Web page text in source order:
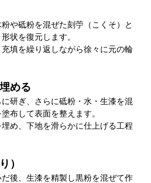
や砥粉を混ぜた刻苧（こくそ）と
状を復元します。
填を繰り返しながら徐々に元の輪
める
研ぎ、さらに砥粉・水・生漆を混
布して表面を整えます。
め、下地を滑らかに仕上げる工程
）
後、生漆を精製し黒粉を混ぜて作